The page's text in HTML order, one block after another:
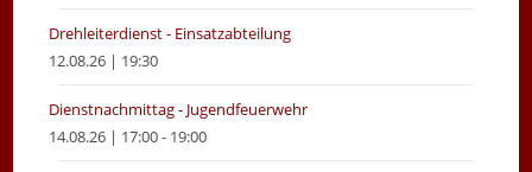
Drehleiterdienst - Einsatzabteilung
12.08.26 | 19:30
Dienstnachmittag - Jugendfeuerwehr
14.08.26 | 17:00 - 19:00